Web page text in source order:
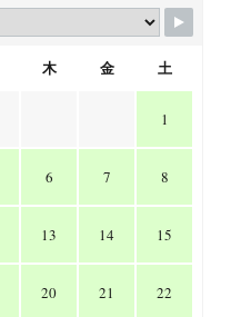
木 金 土
1
6 7 8
13 14 15
20 21 22